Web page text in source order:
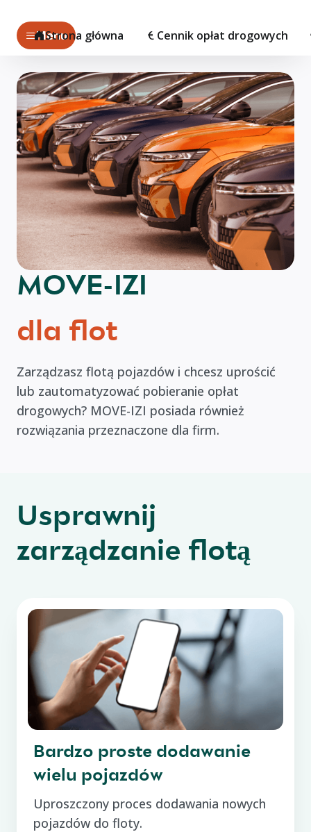
Menu
Strona główna Cennik opłat drogowych
MOVE-IZI
dla flot
Zarządzasz flotą pojazdów i chcesz uprościć
lub zautomatyzować pobieranie opłat
drogowych? MOVE-IZI posiada również
rozwiązania przeznaczone dla firm.
Usprawnij
zarządzanie flotą
Bardzo proste dodawanie
wielu pojazdów
Uproszczony proces dodawania nowych
pojazdów do floty.